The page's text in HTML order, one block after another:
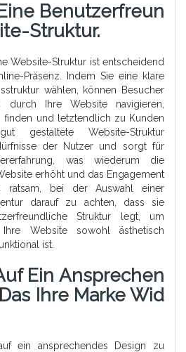
Benutzerfreun
Struktur.
Website-Struktur ist entscheidend
Präsenz. Indem Sie eine klare
wählen, können Besucher
Ihre Website navigieren,
finden und letztendlich zu Kunden
gestaltete Website-Struktur
der Nutzer und sorgt für
was wiederum die
erhöht und das Engagement
ratsam, bei der Auswahl einer
darauf zu achten, dass sie
Struktur legt, um
Website sowohl ästhetisch
ist.
Ein Ansprechen
Ihre Marke Wid
ein ansprechendes Design zu